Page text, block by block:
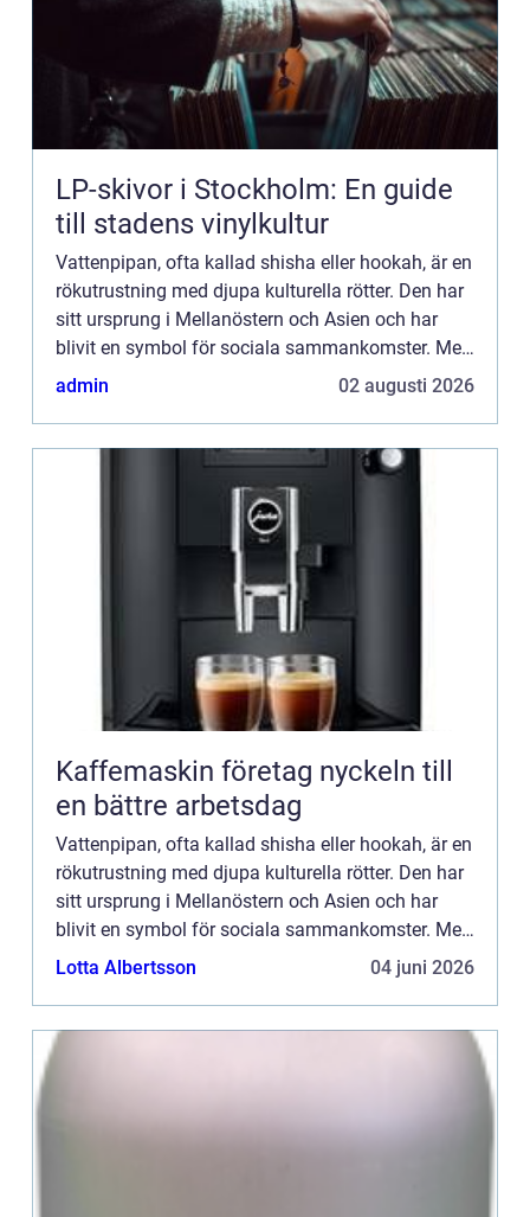
LP-skivor i Stockholm: En guide
till stadens vinylkultur
Vattenpipan, ofta kallad shisha eller hookah, är en
rökutrustning med djupa kulturella rötter. Den har
sitt ursprung i Mellanöstern och Asien och har
blivit en symbol för sociala sammankomster. Men
vad är det som gö...
admin 02 augusti 2026
Kaffemaskin företag nyckeln till
en bättre arbetsdag
Vattenpipan, ofta kallad shisha eller hookah, är en
rökutrustning med djupa kulturella rötter. Den har
sitt ursprung i Mellanöstern och Asien och har
blivit en symbol för sociala sammankomster. Men
vad är det som gö...
Lotta Albertsson 04 juni 2026